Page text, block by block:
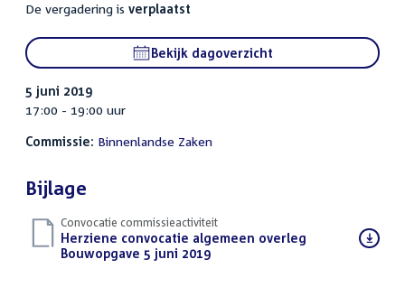
commissie
activiteit
De vergadering is verplaatst
Bekijk dagoverzicht
5 juni 2019
17:00 - 19:00 uur
Commissie: Binnenlandse Zaken
Bijlage
Convocatie commissieactiviteit
Download
bestand:
Herziene convocatie algemeen overleg
Bouwopgave 5 juni 2019(PDF)